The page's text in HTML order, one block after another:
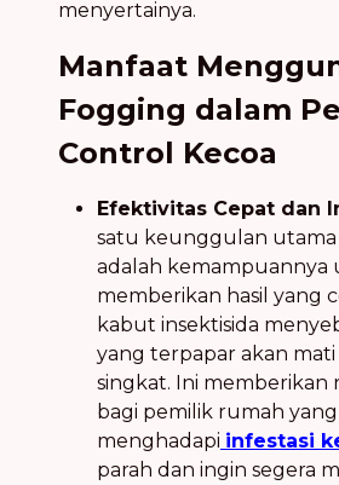
menyertainya.
Manfaat
Fogging dalam
Control Kecoa
Efektivitas Cepat dan
satu keunggulan utama
adalah kemampuannya
memberikan hasil yang
kabut insektisida
yang terpapar akan
singkat. Ini memberikan
bagi pemilik rumah
menghadapi infestasi
parah dan ingin segera